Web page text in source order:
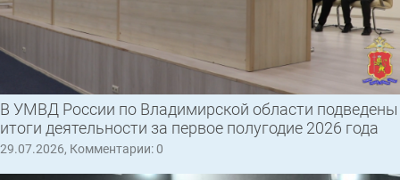
В УМВД России по Владимирской области подведены
итоги деятельности за первое полугодие 2026 года
29.07.2026, Комментарии: 0